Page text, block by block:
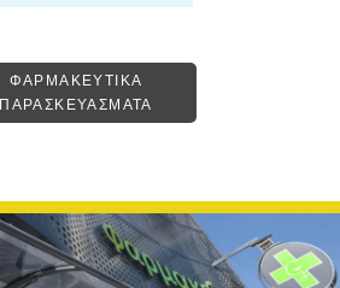
ΦΑΡΜΑΚΕΥΤΙΚΑ
ΠΑΡΑΣΚΕΥΑΣΜΑΤΑ